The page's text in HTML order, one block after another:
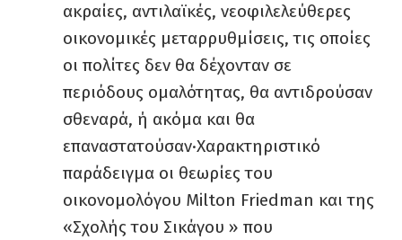
ακραίες, αντιλαϊκές, νεοφιλελεύθερες
οικονομικές μεταρρυθμίσεις, τις οποίες
οι πολίτες δεν θα δέχονταν σε
περιόδους ομαλότητας, θα αντιδρούσαν
σθεναρά, ή ακόμα και θα
επαναστατούσαν·Χαρακτηριστικό
παράδειγμα οι θεωρίες του
οικονομολόγου Milton Friedman και της
«Σχολής του Σικάγου » που